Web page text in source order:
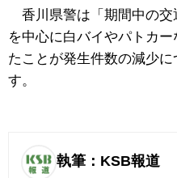
香川県警は「期間中の交
を中心に白バイやパトカ
たことが発生件数の減少
す。
執筆：KSB報道